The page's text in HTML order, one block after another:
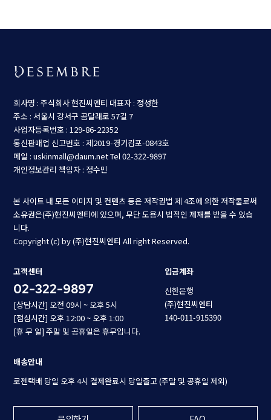
회사명 : 주식회사 현진씨엔티 대표자 : 정성한
주소 : 서울시 강서구 곰달래로 57길 7
사업자등록번호 : 129-86-22352
통신판매업 신고번호 : 제2019-경기김포-0843호
메일 : uskinmall@daum.netTel 02-322-9897
개인정보관리 책임자 : 정수민
본 사이트 내 모든 이미지 및 컨텐츠 등은 저작권법 제 4조에 의한 저작물로써
소유권은(주)현진씨엔티에 있으며, 무단 도용시 법적인 제재를 받을 수 있습
니다.
Copyright (c) by (주)현진씨엔티 All right Reserved.
고객센터
02-322-9897
[상담시간] 오전 09시 ~ 오후 5시
[점심시간] 오후 12:00 ~ 오후 1:00
[휴 무 일] 주말 및 공휴일은 휴무입니다.
입금계좌
신한은행
(주)현진씨엔티
140-011-915390
배송안내
로젠택배 당일 오후 4시 결제완료시 당일출고 (주말 및 공휴일 제외)